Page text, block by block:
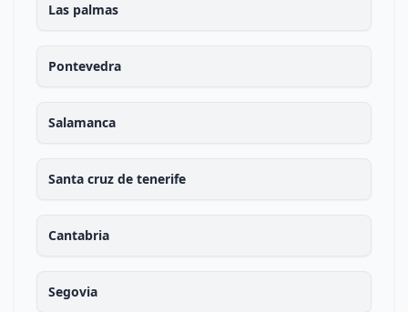
Las palmas
Pontevedra
Salamanca
Santa cruz de tenerife
Cantabria
Segovia